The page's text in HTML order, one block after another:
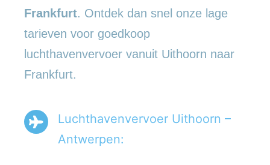
Frankfurt. Ontdek dan snel onze lage
tarieven voor goedkoop
luchthavenvervoer vanuit Uithoorn naar
Frankfurt.
Luchthavenvervoer Uithoorn –
Antwerpen: